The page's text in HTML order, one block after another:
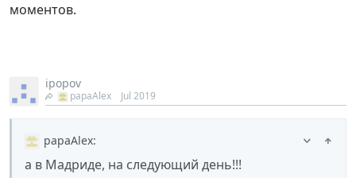
моментов.
ipopov
papaAlex Jul 2019
papaAlex:
а в Мадриде, на следующий день!!!